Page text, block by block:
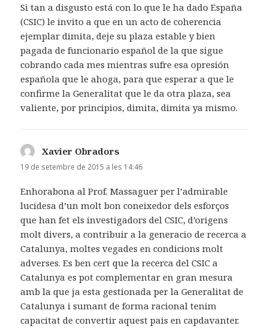
Si tan a disgusto está con lo que le ha dado España
(CSIC) le invito a que en un acto de coherencia
ejemplar dimita, deje su plaza estable y bien
pagada de funcionario español de la que sigue
cobrando cada mes mientras sufre esa opresión
española que le ahoga, para que esperar a que le
confirme la Generalitat que le da otra plaza, sea
valiente, por principios, dimita, dimita ya mismo.
Xavier Obradors
dit:
19 de setembre de 2015 a les 14:46
Enhorabona al Prof. Massaguer per l’admirable
lucidesa d’un molt bon coneixedor dels esforços
que han fet els investigadors del CSIC, d’origens
molt divers, a contribuir a la generacio de recerca a
Catalunya, moltes vegades en condicions molt
adverses. Es ben cert que la recerca del CSIC a
Catalunya es pot complementar en gran mesura
amb la que ja esta gestionada per la Generalitat de
Catalunya i sumant de forma racional tenim
capacitat de convertir aquest pais en capdavanter.